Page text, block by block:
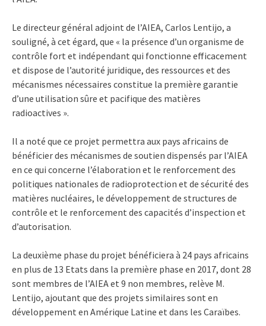
Le directeur général adjoint de l’AIEA, Carlos Lentijo, a
souligné, à cet égard, que « la présence d’un organisme de
contrôle fort et indépendant qui fonctionne efficacement
et dispose de l’autorité juridique, des ressources et des
mécanismes nécessaires constitue la première garantie
d’une utilisation sûre et pacifique des matières
radioactives ».
Il a noté que ce projet permettra aux pays africains de
bénéficier des mécanismes de soutien dispensés par l’AIEA
en ce qui concerne l’élaboration et le renforcement des
politiques nationales de radioprotection et de sécurité des
matières nucléaires, le développement de structures de
contrôle et le renforcement des capacités d’inspection et
d’autorisation.
La deuxième phase du projet bénéficiera à 24 pays africains
en plus de 13 Etats dans la première phase en 2017, dont 28
sont membres de l’AIEA et 9 non membres, relève M.
Lentijo, ajoutant que des projets similaires sont en
développement en Amérique Latine et dans les Caraïbes.